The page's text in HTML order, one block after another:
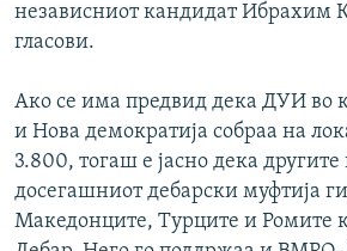
независниот кандидат Ибрахим
гласови.
Ако се има предвид дека ДУИ во
и Нова демократија собраа на
3.800, тогаш е јасно дека другите
досегашниот дебарски муфтија
Македонците, Турците и Ромите